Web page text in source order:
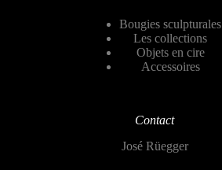
Bougies sculpturales
Les collections
Objets en cire
Accessoires
Contact
José Rüegger